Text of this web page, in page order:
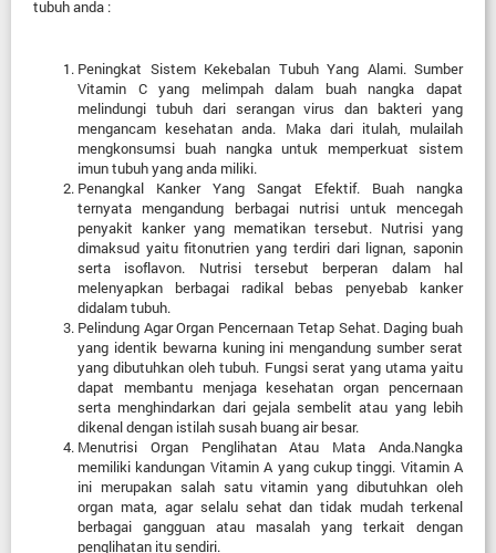
tubuh anda :
Peningkat Sistem Kekebalan Tubuh Yang Alami. Sumber
Vitamin C yang melimpah dalam buah nangka dapat
melindungi tubuh dari serangan virus dan bakteri yang
mengancam kesehatan anda. Maka dari itulah, mulailah
mengkonsumsi buah nangka untuk memperkuat sistem
imun tubuh yang anda miliki.
Penangkal Kanker Yang Sangat Efektif. Buah nangka
ternyata mengandung berbagai nutrisi untuk mencegah
penyakit kanker yang mematikan tersebut. Nutrisi yang
dimaksud yaitu fitonutrien yang terdiri dari lignan, saponin
serta isoflavon. Nutrisi tersebut berperan dalam hal
melenyapkan berbagai radikal bebas penyebab kanker
didalam tubuh.
Pelindung Agar Organ Pencernaan Tetap Sehat. Daging buah
yang identik bewarna kuning ini mengandung sumber serat
yang dibutuhkan oleh tubuh. Fungsi serat yang utama yaitu
dapat membantu menjaga kesehatan organ pencernaan
serta menghindarkan dari gejala sembelit atau yang lebih
dikenal dengan istilah susah buang air besar.
Menutrisi Organ Penglihatan Atau Mata Anda.Nangka
memiliki kandungan Vitamin A yang cukup tinggi. Vitamin A
ini merupakan salah satu vitamin yang dibutuhkan oleh
organ mata, agar selalu sehat dan tidak mudah terkenal
berbagai gangguan atau masalah yang terkait dengan
penglihatan itu sendiri.